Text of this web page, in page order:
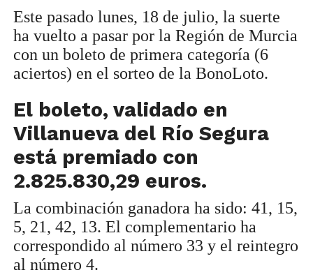
Este pasado lunes, 18 de julio, la suerte
ha vuelto a pasar por la Región de Murcia
con un boleto de primera categoría (6
aciertos) en el sorteo de la BonoLoto.
El boleto, validado en
Villanueva del Río Segura
está premiado con
2.825.830,29 euros.
La combinación ganadora ha sido: 41, 15,
5, 21, 42, 13. El complementario ha
correspondido al número 33 y el reintegro
al número 4.